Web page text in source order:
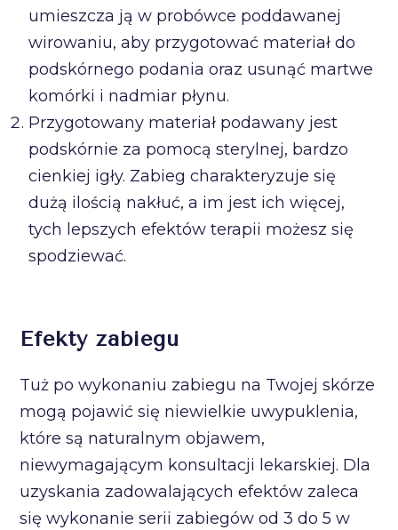
umieszcza ją w probówce poddawanej
wirowaniu, aby przygotować materiał do
podskórnego podania oraz usunąć martwe
komórki i nadmiar płynu.
Przygotowany materiał podawany jest
podskórnie za pomocą sterylnej, bardzo
cienkiej igły. Zabieg charakteryzuje się
dużą ilością nakłuć, a im jest ich więcej,
tych lepszych efektów terapii możesz się
spodziewać.
Efekty zabiegu
Tuż po wykonaniu zabiegu na Twojej skórze
mogą pojawić się niewielkie uwypuklenia,
które są naturalnym objawem,
niewymagającym konsultacji lekarskiej. Dla
uzyskania zadowalających efektów zaleca
się wykonanie serii zabiegów od 3 do 5 w